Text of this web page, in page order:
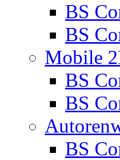
BS
BS
Mobile
BS
BS
BS